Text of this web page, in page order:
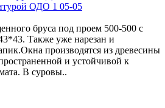
ОДО 1 05-05
бруса под проем 500-500 с
Также уже нарезан и
производятся из древесины
и устойчивой к
В суровы..